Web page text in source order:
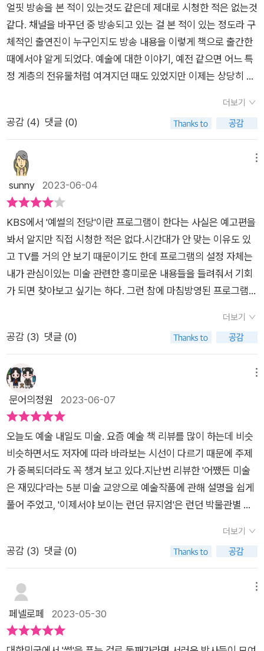
있다. 그중 한 명이 디에고 벨라스케스라는 화가였다. 그는 특히
궁중 초상화를 많이 그린 화가인데, 피카소를 비롯하여 많은 화가
들이 사랑한 화가였다고 한다. 가톨릭의 3대 성지인 산티아고 데
콤포스텔라를 순례하는 사람들이 늘어났는데, 근방에는 무슬림
들이 살고 있어서 성지를 순례하는 데 어려움을 겪었다. 그래서
순례자들을 보호하기 위해 산티아고 기사단이 조직되었는데, 당
시 기사단이 되는 것은 상당히 영예로운 일이자 신분을 상징하는
안이었기에 기사단에 들어갈 수 없었지만 꾸준히 궁정 초상화를
그렸기에 그 공으로 기사단에 들어갈 수 있었다고 한다. 이렇게
신분 상승을 중요하게 생각하는 사람이었지만, 한편으로는 소수
자들의 그림을 마치 재력가와 비등하게 그려낼 줄 아는 사람이기
도 했다. 궁중 난쟁이 곡예단 뿐 아니라 자신의 노예였던 후안 데
파레하를 그린 그림을 살펴보면 알 수 있다. 참고로 파레하의 재
능을 높이 산 벨라스케스는 파레하를 자유인으로 놓아주고 그가
화가로 활동할 수 있도록 도와주기도 했다. 책 속에 등장하는 화
가들은 이름 혹은 그림만 봐도 아! 하고 자연스레 떠올릴 정도로
달렸을 거란 착각을 하기 쉽다. 하지만 그들 또한 인간이기에 절
망을 하기도 하고, 슬픔과 고통을 겪기도 했다. 상황이 어떻든지
자기에게 주어진 상황에서 자신에게 주어진 일을 해냈기에 설령
당대에는 인정받지 못했어도, 현대에는 불세출의 화가로 인정받
은 게 아닐까? ​ 예썰의 전당을 통해 서양 예술 화가들의 이야기를
마주하고 보니, 한결 그 인물을 이해하고 가깝게 느끼는 계기가
된 것 같다. 앞으로의 시리즈도 너무 기대된다. 좀 더 가까이 예술
을 만날 수 있을 것 같다.
이 더 좋은데다 고갱이 진심 고흐를 좋아한 것은 아니란 생각에
개인적으로 고갱에 대해선 그냥 그랬는데 고갱이 또 고흐에게 해
바라기 그림을 그려달라고 했다니, 고갱과 고흐의 동행이 좀 더
좋았더라면 어땠을까 라는 생각도 해보게 된다. 뭉크가 '인생의
춤'으로 사랑의 4단계를 표현하고 있기도 하지만 역시 기억에 남
을 벌기도 했지만 시대를 풍자하는 호가스의 그림들은 지금의 우
리들에게도 이 부조리한 시대를 돌아보게 하고 있다. 예썰의 전당
서양미술편은 다른 책을 통해 알고 있는 이야기들이지만 짧고 굵
게 작가와 작품세계를 보여주고 있어서 뭔가 정리되는 것 같아서
좋았다. 무엇보다 이전에는 그리 큰 관심이 없었던 알폰스 무하의
그림에 관심을 갖게 되었다는 것이 가장 큰 수확인 듯 하다. 아르
브 민족의 역사를 담은 슬라브 서사시 연작 시리즈도 그렸는데 그
의 그림을 더 많이 찾아보고 싶어졌다.
번 보자. 신이 보여 주는 확정적인 자세, 그리고 아담이 보여 주는
약간 나른하지만 깨어나려 하는 부스스한 움직임이 전율을 일으
킬 정도로 압도적이다. 그림 속 아담의 크기는 미켈란젤로의 <다
비드> 정도라고 한다.이 거대한 천장화의 작업기간은 약 4년 6
개월.<피에타>는 1년, <다비드> 도 2!3년 정도밖에 걸리지 않
은 걸 보면 미켈란젤로의 일에 대한 집중력은 정말 대단하다. (-7
0-)​​렘브란트 외에도 수많은 유명 화가들을 배출한 네덜란드이지
들의 경우 이탈리아 등 해외에서 활동했던 반면 렘브란트는 자신
이 태어난 라이덴과 암스테르담 주변을 벗어난 적 없는 순수 국내
파 화가이기 때문입니다. 브뤼헐은 로마 여행을 다녔고, 루벤스도
10년 가까이 이탈리아에서 활동하다 돌아왔다. (-132-)​​1983년
미국 워싱턴에 살던 열아홉 살의 한 소녀는 17세기 네덜란드 화
가 얀 페르메이르의 그림 <진주 귀걸이를 한 소녀>에 마음을 송
두리째 빼앗긴다. 그 기로 그림 포스터를 구입해 방에 붙여 두고
무려 16년간 그림 속 소녀의 이야기르 상상한다. 그리고 마침내
그 상상을 하나의 이야기로 완성시켜 책으로 출간하는데 그 소녀
cy Chevalier다. (-155-)​​책 『예썰의 전당 (서양미술 편)』 은 17
명의 서양 예술가가 소개되고 있다. 이 예술가는 그 시대상을 잘
표현하였으며, 사진이 없었던 시기에 그림,예술이 가지는 큰 의미
를 간직하고 있다. 그 17명은 레오나르도 다빈치, 알브레히트 뒤
러, 미켈란젤로, 피터르 브뤼헐, 페테르 파울 루벤스, 디에고 벨라
스케스, 렘브란트 판레인, 얀 페르메이르, 윌리엄 호가스, 장 프랑
스 무하, 에드바르 뭉크, 앙리 마티스, 파블로 피카소 다. ​​7000여
장의 다빈치 메모로 유명한 레오나르도 다빈치의 삶을 모티브로
한 소설 『다빈치 코드』, 레이시 슈발리에 Tracy Chevalier 의
『진주귀고리 소녀』 가 있다. 17명의 예술가는 존재 만으로 도 상
당히 압권이었다. 하지만 그들의 예술적 가치는 전문가들이 주는
건 아니었다. 소설가가 그들의 삶과 예술적 가치를 키운 우연적
사건도 있었다. 어떤 우연적 사건으로 인해 유명해진 케이스가 나
다. 예썰의 전당 을 읽고, 내가 소설가라면, 어떤 명화를 보고, 어
떻게 소설로 쓸수 있을까 다양한 영감을 가질 수 있다.댄 브라운
의 다빈치 코드는 상당히 독특한 소설이여, 우리에게 예술적 영감
이 후대에 어떻게 영향을 끼치는지 알 수 있다. 얀 페르메이르의
그림 <진주 귀걸이를 한 소녀>를 읽으면, 그 명화 속 숨겨진 마
얼핏 방송을 본 적이 있는것도 같은데 제대로 시청한 적은 없는것
같다. 채널을 바꾸던 중 방송되고 있는 걸 본 적이 있는 정도라 구
체적인 출연진이 누구인지도 방송 내용을 이렇게 책으로 출간한
때에서야 알게 되었다. 예술에 대한 이야기, 예전 같으면 어느 특
정 계층의 전유물처럼 여겨지던 때도 있었지만 이제는 상당히 대
예술 작품의 창작자인 예술가와 관련한 이야기나 예술품과 관련
한 소위 말하는 뒷이야기, 그러니깐 대중에게 비교적 잘 알려지지
'예술에 관한 세상의 모든 썰'을 풀어내고 알려준다는 의미의 <예
썰의 전당>이라는 프로그램 제목도 참 적절하게 지었다는 생각
이 드는데 이번에 출간된 도서에서는 그중에서도 <서양미술 편
넘어 세계적으로 인기있는 예술 작품은 서양 미술에 추가 더 기울
거라 생각하는데 이 책에서는 대체적으로 이름만 들어도 알만한
예술가들에 대한 다양한 이야기를 만나볼 수 있는데 그들의 대표
작도 함께 실려 있기 때문에 작품 감상과 함께 흥미진진한 이야기
를 읽을 수 있다는 점이 가장 큰 매력이다. 만약 TV 방송을 본 사
람이라면 내용이 떠오를 것이고 그렇지 않은 경우라 해도 내용을
이해하는데 있어서 무리는 없어 보인다. 중세 시대 미술작품 중
다. 청동으로 만들어진 작품들도 신기하지만 하얀 돌덩어리를 깎
아서 어떻게 저토록 섬세한 표현이 가능했을까 싶을 정도로 과연
이것이 사람의 손을 통해 탄생한게 맞을까 싶은 생각마저 들게 하
는 묘사가 압권인데 그중에서도 미켈란젤로 대표작인 <피에타>
는 마치 온자락이 움직일것 같고 그로 인해 스치는 소리가 날것
같을 정도로 그 묘사가 놀랍다. 그런데 더 충격적인 사실은 <피
에타>를 완성했을 당시 미켈란젤로의 나이가 겨우 24살이라
고. 책속에는 피에타와 같은 모티브로 제작된 작자 미상의 작품들
이 함께 소개되기도 하는데 이를 비교해서 보다보면, 각각의 표현
명 의도가 있었을테지만 새삼 미켈란젤로의 천재성에 감탄하게
되는 대목이 아닐 수 없다. 지금도 상당부분 창작품에는 시대상
과 작가의 의도가 포현되겠지만 이 책에서 보여주는 작품들의 경
우에는 더욱 그런 부분이 강하게 작용한다. 해당 작품이 제작될
당시의 시대상이나 사회 분위기, 작가의 상황과 처지, 그리고 감
정 등이 고스란히 반영되는데 이는 예술의 창작 이유와도 직결된
더보기
공감 (4) 댓글 (0)
sunny 2023-06-04
KBS에서 '예썰의 전당'이란 프로그램이 한다는 사실은 예고편을
봐서 알지만 직접 시청한 적은 없다.시간대가 안 맞는 이유도 있
고 TV를 거의 안 보기 때문이기도 한데 프로그램의 설정 자체는
내가 관심이있는 미술 관련한 흥미로운 내용들을 들려줘서 기회
가 되면 찾아보고 싶기는 하다. 그런 참에 마침방영된 프로그램을
움을 달래주었다.이 책에선 서양미술을 대표하는 작가 17명을 선
정해 그들이 오늘날의 우리에게 들려주는 메시지를전달한다. 레
오나르도 다빈치를 필두로 해서 서양미술사에서 빠질 수 없는, 한
가닥 했던 사람들이줄줄이 등장하는데 굳이 약간 인지도가 낮은
사람이 있다면 윌리엄 호가스 정도가 아닐까 싶다. 다빈치는'모나
리자'와 '최후의 만찬'에 이어 '다빈치 노트'에 관한 얘기를 들려주
을 빌 게이츠가 3천만 달러에 구매했다고 하니 그 속에 담긴 내용
이정말 대단한 가치를 가진 것 같다. '도전'이 코드였던 다빈치에
이어 알브레히트 뒤러는 '자화상'을중심으로 자신을 탐구한 화가
로 소개되고, '완벽'을 추구했던 미켈란젤로는 '피에타', '다비드',
'시스티나성당 천장화'를 통해 인간의 한계를 극복하려는 노력을
여실히 보여줬다. 풍속화가로 유명한 피터르브뤼헐은 '욕망의 재
발견'이란 관점에서, 당대에도 스타였던 루벤스는 사람과 이야기
국립중앙박물관에서 봤던 '합스부르크 600년, 매혹의걸작들' 전
시의 대표작 중 하나였던 마르가리타 공주의 성장 과정을 보여주
는 벨라스케스의 그림들과역시 자화상의 대표 화가 렘브란트의
굴곡진 인생도 엿볼 수 있었다.평범한 일상을 그린 얀 페르메이르
더보기
공감 (3) 댓글 (0)
문어의정원 2023-06-07
오늘도 예술 내일도 미술. 요즘 예술 책 리뷰를 많이 하는데 비슷
비슷하면서도 저자에 따라 바라보는 시선이 다르기 때문에 주제
가 중복되더라도 꼭 챙겨 보고 있다.​지난번 리뷰한 '어쨌든 미술
은 재밌다'라는 5분 미술 교양으로 예술작품에 관해 설명을 쉽게
풀어 주었고, '이제서야 보이는 런던 뮤지엄'은 런던 박물관별 역
다. KBS 교양 프로그램으로 미술에 관한 이야기를 하는데, 작업
하면서 종종 유튜브에서 지난 썰을 듣곤 했다. 무척 흥미롭게 들
었던 터라 책으로 나왔다고 하니 좋은 기회다 싶었다. 이번 기회
에 또다시 패널들의 다양한 시선을 느껴보고자 한다.​《예썰의 전
당》의 표지는 쨍한 주황색이며 그리스 신전을 본뜬 금박이 들어
가 있다. 중심에는 예썰의 전당_서양미술 편이라고 제목이 검은
더보기
공감 (3) 댓글 (0)
페넬로페 2023-05-30